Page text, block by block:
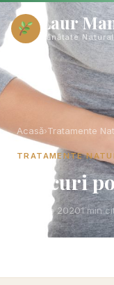
Laur
Sănătate
Acasă›Tratamente
TRATAMENTE
Leacuri
1 June 20201 min